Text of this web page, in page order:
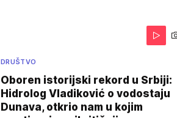
DRUŠTVO
Oboren istorijski rekord u Srbiji:
Hidrolog Vladiković o vodostaju
Dunava, otkrio nam u kojim